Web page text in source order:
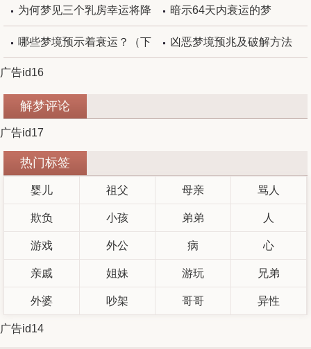
为何梦见三个乳房幸运将降
临？
暗示64天内衰运的梦
哪些梦境预示着衰运？（下
篇）
凶恶梦境预兆及破解方法
广告id16
解梦评论
广告id17
热门标签
婴儿 祖父 母亲 骂人
欺负 小孩 弟弟 人
游戏 外公 病 心
亲戚 姐妹 游玩 兄弟
外婆 吵架 哥哥 异性
广告id14